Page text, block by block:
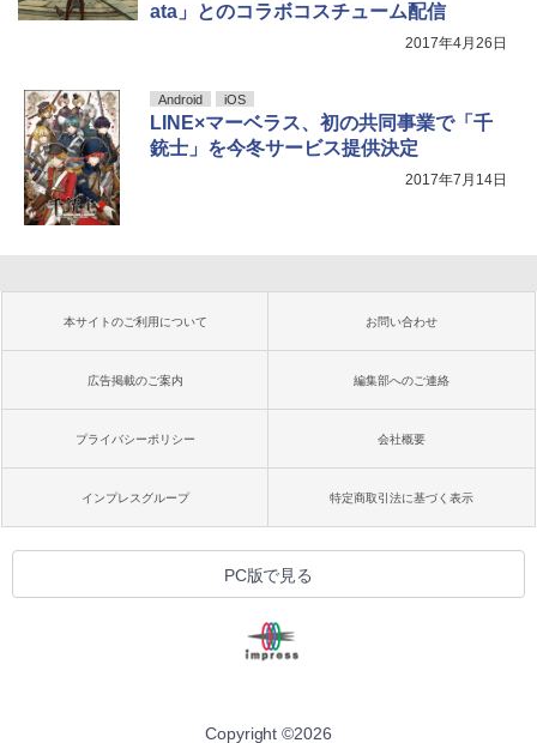
ata」とのコラボコスチューム配信
2017年4月26日
Android iOS
LINE×マーベラス、初の共同事業で「千
銃士」を今冬サービス提供決定
2017年7月14日
本サイトのご利用について お問い合わせ
広告掲載のご案内 編集部へのご連絡
プライバシーポリシー 会社概要
インプレスグループ 特定商取引法に基づく表示
PC版で見る
Copyright ©2026